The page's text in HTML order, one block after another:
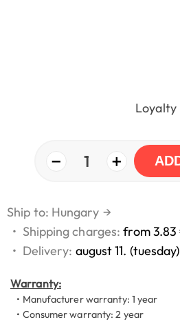
Loyalty
− 1 +
Ship to: Hungary →
• Shipping charges:from 3.83
• Delivery: august 11. (tuesday)
Warranty:
• Manufacturer warranty: 1 year
• Consumer warranty: 2 year